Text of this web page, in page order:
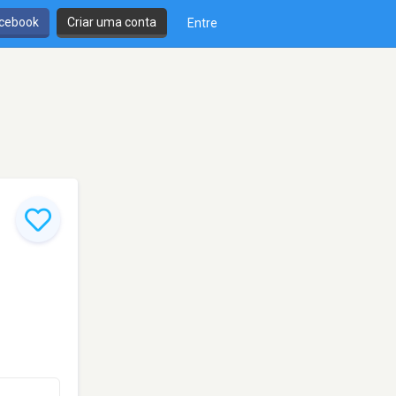
Criar uma conta Entre